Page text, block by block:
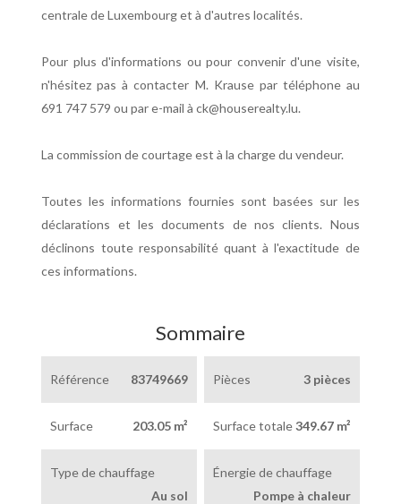
centrale de Luxembourg et à d'autres localités.
Pour plus d'informations ou pour convenir d'une visite,
n'hésitez pas à contacter M. Krause par téléphone au
691 747 579 ou par e-mail à ck@houserealty.lu.
La commission de courtage est à la charge du vendeur.
Toutes les informations fournies sont basées sur les
déclarations et les documents de nos clients. Nous
déclinons toute responsabilité quant à l'exactitude de
ces informations.
Sommaire
Référence 83749669 Pièces 3 pièces
Surface 203.05 m² Surface totale 349.67 m²
Type de chauffage
Au sol
Énergie de chauffage
Pompe à chaleur